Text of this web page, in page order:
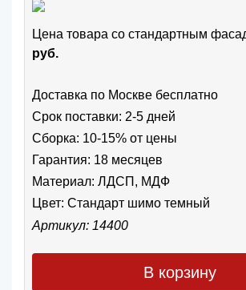
Цена товара cо стандартным
руб.
Доставка по Москве бесплатно
Срок поставки: 2-5 дней
Сборка: 10-15% от цены
Гарантия: 18 месяцев
Материал: ЛДСП, МДФ
Цвет: Стандарт шимо темный
Артикул: 14400
В корзину